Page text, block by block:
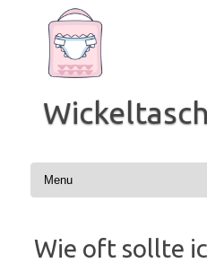
springen
Wie oft sollte